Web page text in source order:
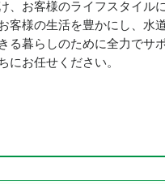
、お客様のライフスタイル
客様の生活を豊かにし、水
る暮らしのために全力でサ
にお任せください。